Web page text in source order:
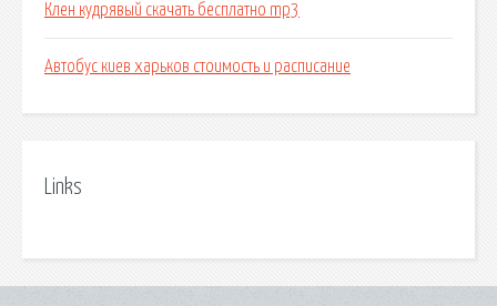
Клен кудрявый скачать бесплатно mp3
Автобус киев харьков стоимость и расписание
Links